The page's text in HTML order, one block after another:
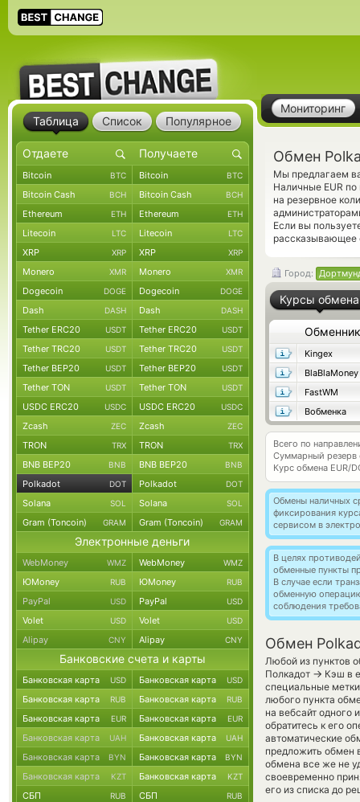
Мониторинг
Обмен
Мы предлагаем
Наличные EUR
на резервное
Если вы
рассказывающее
Город:
Курсы обмена
Обменник
Kingex
BlaBlaMoney
FastWM
Вобменка
Всего по
Суммарный резерв
Курс обмена EUR/
Обмены наличных
фиксирования
сервисом в
В целях
обменные пункты
В случае если
обменную
соблюдения
Обмен
Любой из пунктов
Полкадот → Кэш в
специальные
любого пункта
на вебсайт
обратитесь к его
автоматические
предложить обмен
обмена все же не
своевременно
его из списка до
Таблица Список Популярное
Bitcoin BTC Bitcoin BTC
Bitcoin Cash BCH Bitcoin Cash BCH
Ethereum ETH Ethereum ETH
Litecoin LTC Litecoin LTC
XRP XRP XRP XRP
Monero XMR Monero XMR
Dogecoin DOGE Dogecoin DOGE
Dash DASH Dash DASH
Tether ERC20 USDT Tether ERC20 USDT
Tether TRC20 USDT Tether TRC20 USDT
Tether BEP20 USDT Tether BEP20 USDT
Tether TON USDT Tether TON USDT
USDC ERC20 USDC USDC ERC20 USDC
Zcash ZEC Zcash ZEC
TRON TRX TRON TRX
BNB BEP20 BNB BNB BEP20 BNB
Polkadot DOT Polkadot DOT
Solana SOL Solana SOL
Gram (Toncoin) GRAM Gram (Toncoin) GRAM
Электронные деньги
WebMoney WMZ WebMoney WMZ
ЮMoney RUB ЮMoney RUB
PayPal USD PayPal USD
Volet USD Volet USD
Alipay CNY Alipay CNY
Банковские счета и карты
Банковская карта USD Банковская карта USD
Банковская карта RUB Банковская карта RUB
Банковская карта EUR Банковская карта EUR
Банковская карта UAH Банковская карта UAH
Банковская карта BYN Банковская карта BYN
Банковская карта KZT Банковская карта KZT
СБП RUB СБП RUB